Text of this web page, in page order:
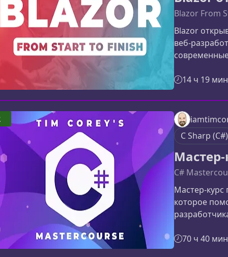
Blazor From
Blazor
техник,
научиться
полный
концепций
Материал
14 ч 19 мин
C Sharp (C#)
Мастер-
C#
Мастер-курс
которое
C# с нуля
понять
научиться
70 ч 40 мин